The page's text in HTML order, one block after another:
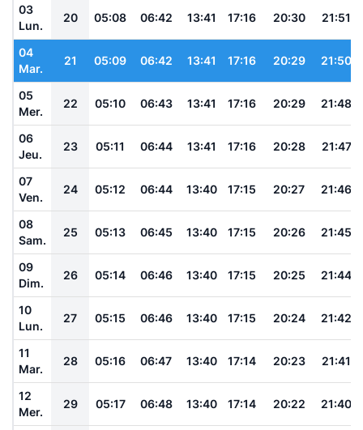
03
Lun.
20 05:08 06:42 13:41 17:16 20:30 21:51
04
Mar.
21 05:09 06:42 13:41 17:16 20:29 21:50
05
Mer.
22 05:10 06:43 13:41 17:16 20:29 21:48
06
Jeu.
23 05:11 06:44 13:41 17:16 20:28 21:47
07
Ven.
24 05:12 06:44 13:40 17:15 20:27 21:46
08
Sam.
25 05:13 06:45 13:40 17:15 20:26 21:45
09
Dim.
26 05:14 06:46 13:40 17:15 20:25 21:44
10
Lun.
27 05:15 06:46 13:40 17:15 20:24 21:42
11
Mar.
28 05:16 06:47 13:40 17:14 20:23 21:41
12
Mer.
29 05:17 06:48 13:40 17:14 20:22 21:40